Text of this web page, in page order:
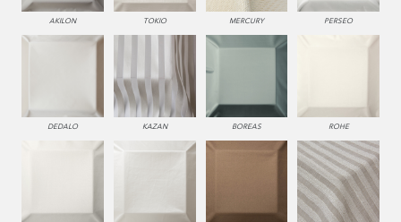
AKILON TOKIO MERCURY PERSEO
DEDALO KAZAN BOREAS ROHE